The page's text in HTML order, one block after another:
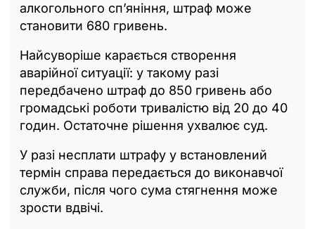
алкогольного сп’яніння, штраф може
становити 680 гривень.
Найсуворіше карається створення
аварійної ситуації: у такому разі
передбачено штраф до 850 гривень або
громадські роботи тривалістю від 20 до 40
годин. Остаточне рішення ухвалює суд.
У разі несплати штрафу у встановлений
термін справа передається до виконавчої
служби, після чого сума стягнення може
зрости вдвічі.